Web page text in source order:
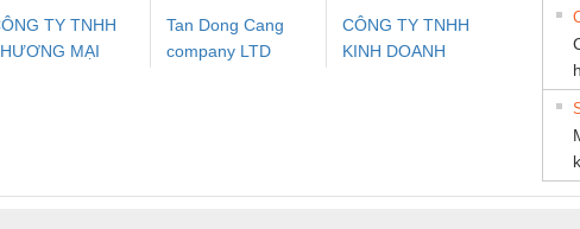
Điện AC
Mô-đun Ắc Quy UPS
Rơ Le An Toàn
Bộ giám
tấm
1K5 H
TY TNHH
MẠI
Tan Dong Cang
company LTD
CÔNG TY TNHH
KINH DOANH
TIẾN